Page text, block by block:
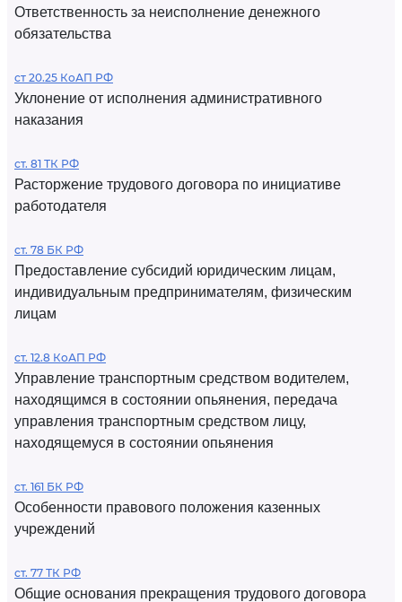
Ответственность за неисполнение денежного
обязательства
ст 20.25 КоАП РФ
Уклонение от исполнения административного
наказания
ст. 81 ТК РФ
Расторжение трудового договора по инициативе
работодателя
ст. 78 БК РФ
Предоставление субсидий юридическим лицам,
индивидуальным предпринимателям, физическим
лицам
ст. 12.8 КоАП РФ
Управление транспортным средством водителем,
находящимся в состоянии опьянения, передача
управления транспортным средством лицу,
находящемуся в состоянии опьянения
ст. 161 БК РФ
Особенности правового положения казенных
учреждений
ст. 77 ТК РФ
Общие основания прекращения трудового договора